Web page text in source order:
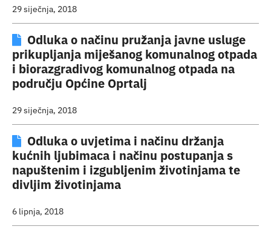
29 siječnja, 2018
Odluka o načinu pružanja javne usluge
prikupljanja miješanog komunalnog otpada
i biorazgradivog komunalnog otpada na
području Općine Oprtalj
29 siječnja, 2018
Odluka o uvjetima i načinu držanja
kućnih ljubimaca i načinu postupanja s
napuštenim i izgubljenim životinjama te
divljim životinjama
6 lipnja, 2018